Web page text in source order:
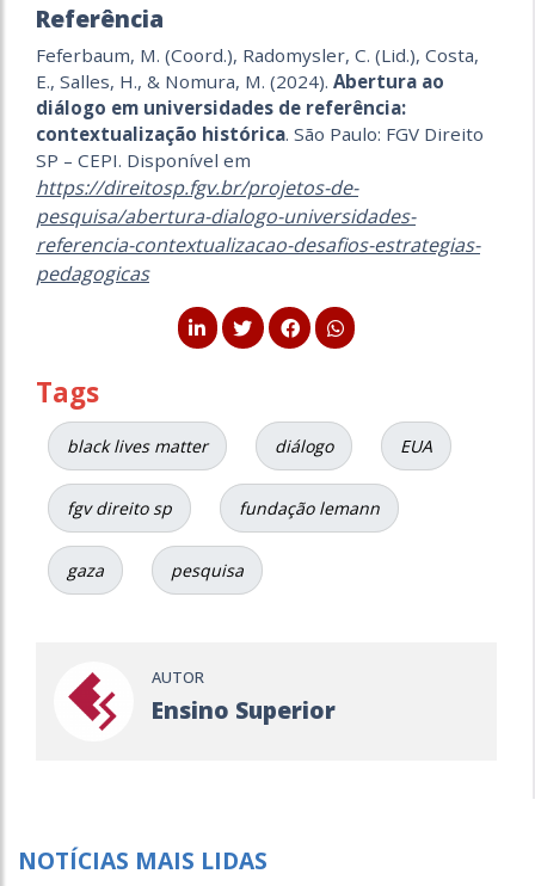
Referência
Feferbaum, M. (Coord.), Radomysler, C. (Lid.), Costa,
E., Salles, H., & Nomura, M. (2024). Abertura ao
diálogo em universidades de referência:
contextualização histórica. São Paulo: FGV Direito
SP – CEPI. Disponível em
https://direitosp.fgv.br/projetos-de-
pesquisa/abertura-dialogo-universidades-
referencia-contextualizacao-desafios-estrategias-
pedagogicas
Tags
black lives matter diálogo EUA
fgv direito sp fundação lemann
gaza pesquisa
AUTOR
Ensino Superior
NOTÍCIAS MAIS LIDAS